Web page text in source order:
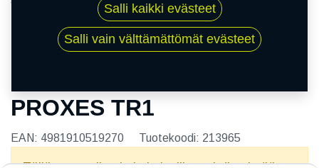
195/45R15 78V TOYO PROXES TR1
PROXES TR1
EAN: 4981910519270 Tuotekoodi: 213965
Salli kaikki evästeet
Salli vain välttämättömät evästeet